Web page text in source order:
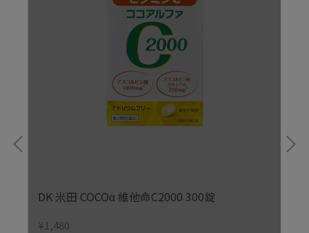
DK 米田 COCOα 維他命C2000 300錠
¥1,480